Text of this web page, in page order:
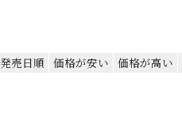
発売日順 価格が安い 価格が高い